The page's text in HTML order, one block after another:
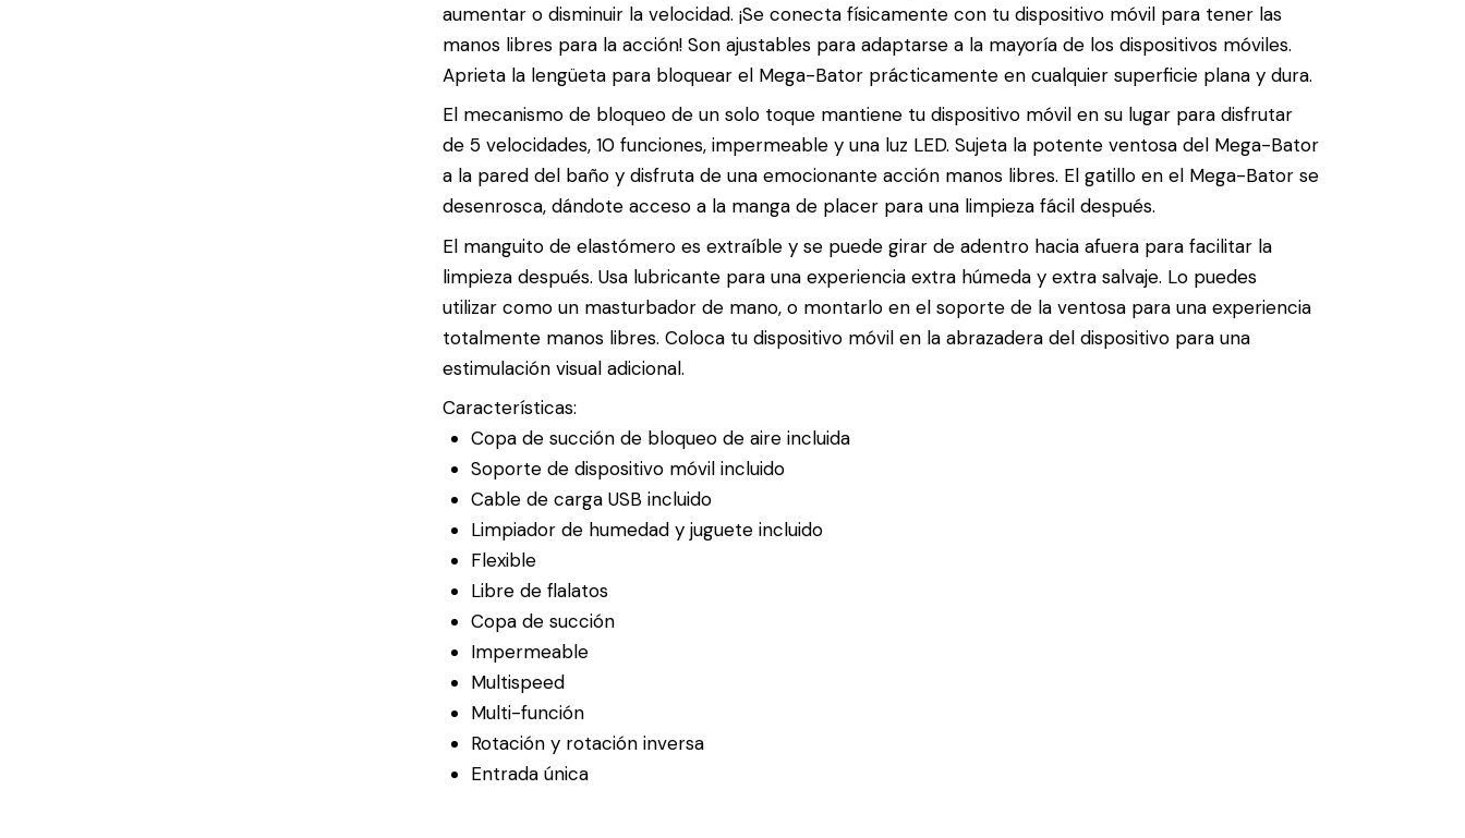
aumentar o disminuir la velocidad. ¡Se conecta físicamente con tu dispositivo móvil para tener las
manos libres para la acción! Son ajustables para adaptarse a la mayoría de los dispositivos móviles.
Aprieta la lengüeta para bloquear el Mega-Bator prácticamente en cualquier superficie plana y dura.
El mecanismo de bloqueo de un solo toque mantiene tu dispositivo móvil en su lugar para disfrutar
de 5 velocidades, 10 funciones, impermeable y una luz LED. Sujeta la potente ventosa del Mega-Bator
a la pared del baño y disfruta de una emocionante acción manos libres. El gatillo en el Mega-Bator se
desenrosca, dándote acceso a la manga de placer para una limpieza fácil después.
El manguito de elastómero es extraíble y se puede girar de adentro hacia afuera para facilitar la
limpieza después. Usa lubricante para una experiencia extra húmeda y extra salvaje. Lo puedes
utilizar como un masturbador de mano, o montarlo en el soporte de la ventosa para una experiencia
totalmente manos libres. Coloca tu dispositivo móvil en la abrazadera del dispositivo para una
estimulación visual adicional.
Características:
Copa de succión de bloqueo de aire incluida
Soporte de dispositivo móvil incluido
Cable de carga USB incluido
Limpiador de humedad y juguete incluido
Flexible
Libre de flalatos
Copa de succión
Impermeable
Multispeed
Multi-función
Rotación y rotación inversa
Entrada única